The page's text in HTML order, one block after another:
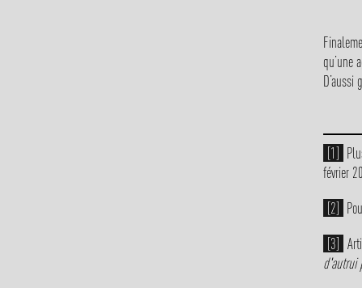
qu’une
D’aussi
[1]
février
[2]
[3]
d'autrui